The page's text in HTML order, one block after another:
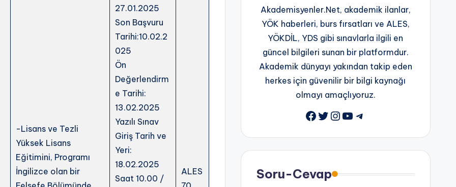
-Lisans ve Tezli
Yüksek Lisans
Eğitimini, Programı
İngilizce olan bir
27.01.2025
Son Başvuru
Tarihi:10.02.2
025
Ön
Değerlendirm
e Tarihi:
13.02.2025
Yazılı Sınav
Giriş Tarih ve
Yeri:
18.02.2025
Saat 10.00 /
ALES
Akademisyenler.Net, akademik ilanlar,
YÖK haberleri, burs fırsatları ve ALES,
YÖKDİL, YDS gibi sınavlarla ilgili en
güncel bilgileri sunan bir platformdur.
Akademik dünyayı yakından takip eden
herkes için güvenilir bir bilgi kaynağı
olmayı amaçlıyoruz.
Facebook
Twitter
Instagram
YouTube
Telegram
Soru-Cevap